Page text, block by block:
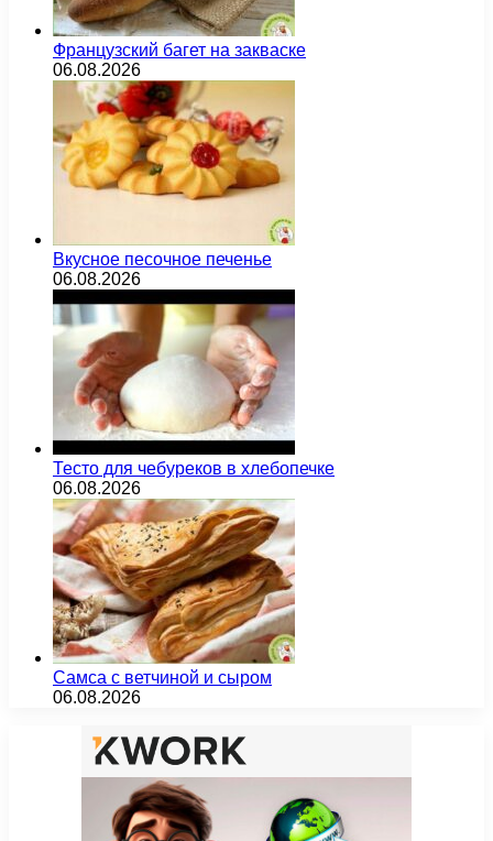
Французский багет на закваске
06.08.2026
Вкусное песочное печенье
06.08.2026
Тесто для чебуреков в хлебопечке
06.08.2026
Самса с ветчиной и сыром
06.08.2026